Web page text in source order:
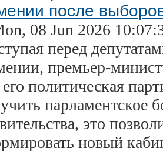
после
08 Jun 2026
перед
премьер-
политическая
парламентское
это
новый